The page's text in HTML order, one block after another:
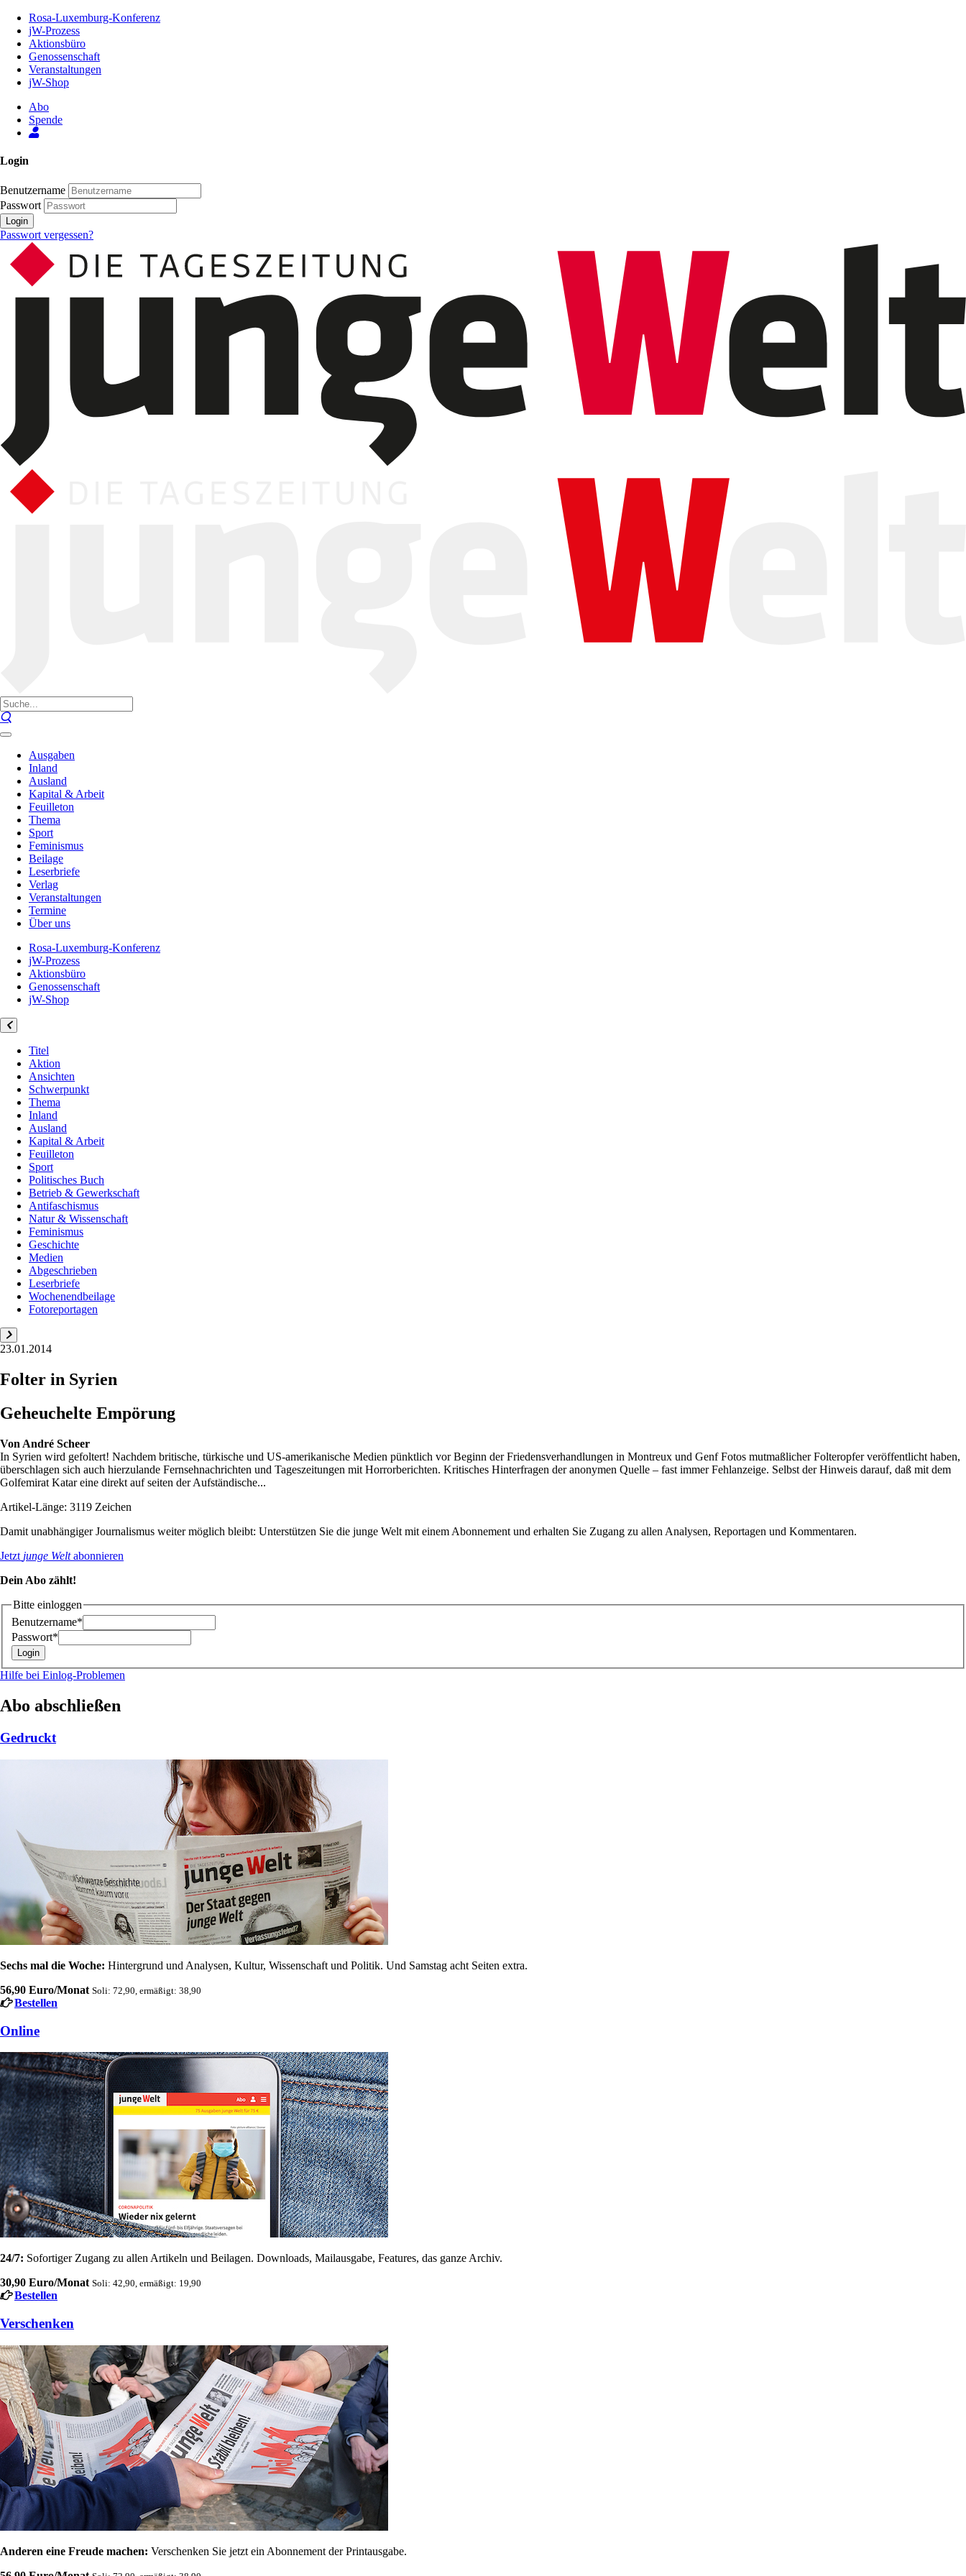
Inhalt
Seite
Rosa-Luxemburg-Konferenz
jW-Prozess
Aktionsbüro
Genossenschaft
Veranstaltungen
jW-Shop
Abo
Spende
Login
Benutzername
Passwort
Login
Passwort vergessen?
Ausgaben
Inland
Ausland
Kapital & Arbeit
Feuilleton
Thema
Sport
Feminismus
Beilage
Leserbriefe
Verlag
Veranstaltungen
Termine
Über uns
Rosa-Luxemburg-Konferenz
jW-Prozess
Aktionsbüro
Genossenschaft
jW-Shop
Titel
Aktion
Ansichten
Schwerpunkt
Thema
Inland
Ausland
Kapital & Arbeit
Feuilleton
Sport
Politisches Buch
Betrieb & Gewerkschaft
Antifaschismus
Natur & Wissenschaft
Feminismus
Geschichte
Medien
Abgeschrieben
Leserbriefe
Wochenendbeilage
Fotoreportagen
23.01.2014
Folter in Syrien
Geheuchelte Empörung
Von André Scheer
In Syrien wird gefoltert! Nachdem britische, türkische und US-amerikanische Medien pünktlich vor Beginn der Friedensverhandlungen in Montreux und Genf Fotos mutmaßlicher Folteropfer veröffentlicht haben,
überschlagen sich auch hierzulande Fernsehnachrichten und Tageszeitungen mit Horrorberichten. Kritisches Hinterfragen der anonymen Quelle – fast immer Fehlanzeige. Selbst der Hinweis darauf, daß mit dem
Golfemirat Katar eine direkt auf seiten der Aufständische...
Artikel-Länge: 3119 Zeichen
Damit unabhängiger Journalismus weiter möglich bleibt: Unterstützen Sie die junge Welt mit einem Abonnement und erhalten Sie Zugang zu allen Analysen, Reportagen und Kommentaren.
Jetzt junge Weltabonnieren
Dein Abo zählt!
Bitte einloggen
Benutzername*
Passwort*
Hilfe bei Einlog-Problemen
Abo abschließen
Gedruckt
Sechs mal die Woche: Hintergrund und Analysen, Kultur, Wissenschaft und Politik. Und Samstag acht Seiten extra.
56,90 Euro/Monat Soli: 72,90, ermäßigt: 38,90
Bestellen
Online
24/7: Sofortiger Zugang zu allen Artikeln und Beilagen. Downloads, Mailausgabe, Features, das ganze Archiv.
30,90 Euro/Monat Soli: 42,90, ermäßigt: 19,90
Bestellen
Verschenken
Anderen eine Freude machen: Verschenken Sie jetzt ein Abonnement der Printausgabe.